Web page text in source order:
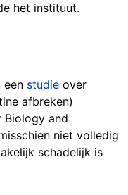
het instituut.
een studie over
afbreken)
Biology and
niet volledig
schadelijk is